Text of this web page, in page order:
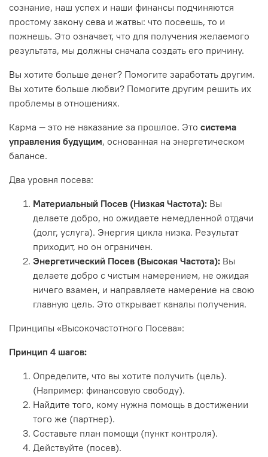
сознание, наш успех и наши финансы подчиняются
простому закону сева и жатвы: что посеешь, то и
пожнешь. Это означает, что для получения желаемого
результата, мы должны сначала создать его причину.
Вы хотите больше денег? Помогите заработать другим.
Вы хотите больше любви? Помогите другим решить их
проблемы в отношениях.
Карма — это не наказание за прошлое. Это система
управления будущим, основанная на энергетическом
балансе.
Два уровня посева:
Материальный Посев (Низкая Частота): Вы
делаете добро, но ожидаете немедленной отдачи
(долг, услуга). Энергия цикла низка. Результат
приходит, но он ограничен.
Энергетический Посев (Высокая Частота): Вы
делаете добро с чистым намерением, не ожидая
ничего взамен, и направляете намерение на свою
главную цель. Это открывает каналы получения.
Принципы «Высокочастотного Посева»:
Принцип 4 шагов:
Определите, что вы хотите получить (цель).
(Например: финансовую свободу).
Найдите того, кому нужна помощь в достижении
того же (партнер).
Составьте план помощи (пункт контроля).
Действуйте (посев).